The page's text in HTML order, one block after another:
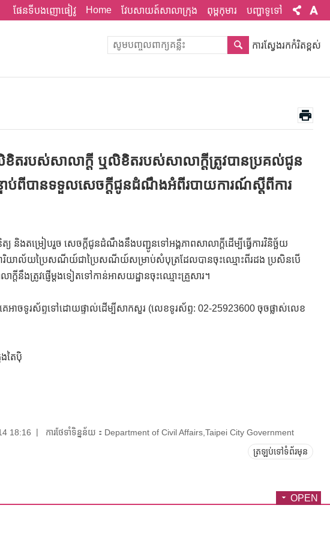
ផែនទីបងញោផៀវូ Home វែបសាយត៍សាលាក្រុង ពុម្ពកុមារ បញ្ហាទូទៅ
ការស្វែងរកកំរិតខ្ពស់
លិខិតរបស់សាលាក្តី ឬលិខិតរបស់សាលាក្តីត្រូវបានប្រគល់ជូន
បានទទួលសេចក្តីជូនដំណឹងអំពីរបាយការណ៍ស្តីពីការ
និងតម្រៀបរួច សេចក្តីជូនដំណឹងនឹងបញ្ជូនទៅអង្គភាពសាលាក្តីដើម្បីធ្វើការវិនិច្ឆ័យ
ការិយាល័យប្រៃសណីយ៍ជាប្រៃសណីយ៍សម្រាប់សំបុត្រដែលបានចុះឈ្មោះពីរដង ប្រសិនបើ
តីនឹងត្រូវផ្ញើម្តងទៀតទៅកាន់អាសយដ្ឋានចុះឈ្មោះគ្រួសារ។
ចទូរស័ព្ទទៅដោយផ្ទាល់ដើម្បីសាកសួរ (លេខទូរស័ព្ទ: 02-25923600 ចុចផ្លាស់លេខ
ងតៃប៉ិ
18:16 ការថែទាំទិន្នន័យ：Department of Civil Affairs,Taipei City Government
ត្រឡប់ទៅទំព័រមុន
OPEN